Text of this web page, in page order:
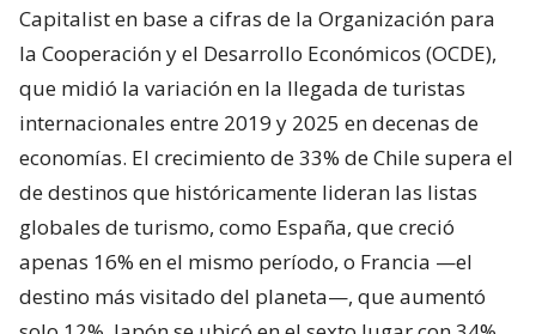
Capitalist en base a cifras de la Organización para
la Cooperación y el Desarrollo Económicos (OCDE),
que midió la variación en la llegada de turistas
internacionales entre 2019 y 2025 en decenas de
economías. El crecimiento de 33% de Chile supera el
de destinos que históricamente lideran las listas
globales de turismo, como España, que creció
apenas 16% en el mismo período, o Francia —el
destino más visitado del planeta—, que aumentó